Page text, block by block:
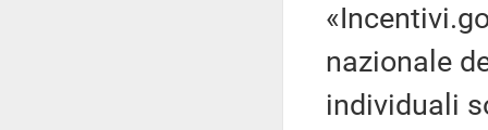
nazionale
individuali